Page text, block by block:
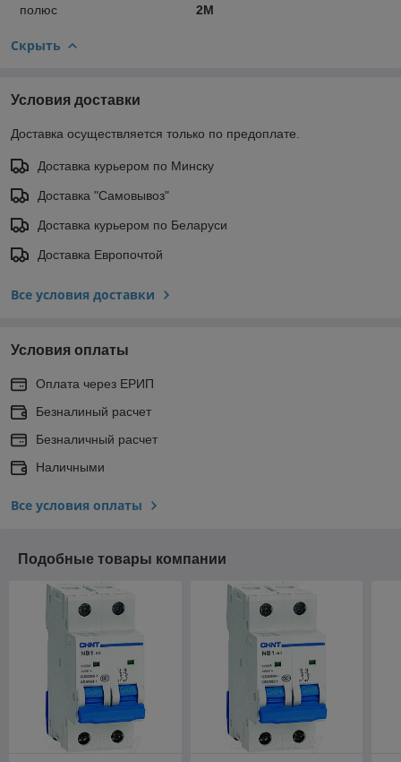
полюс 2М
Скрыть
Условия доставки
Доставка осуществляется только по предоплате.
Доставка курьером по Минску
Доставка "Самовывоз"
Доставка курьером по Беларуси
Доставка Европочтой
Все условия доставки
Условия оплаты
Оплата через ЕРИП
Безналиный расчет
Безналичный расчет
Наличными
Все условия оплаты
Подобные товары компании